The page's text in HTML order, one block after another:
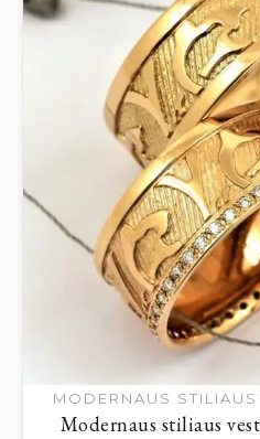
MODERNAUS
Modernaus stiliaus